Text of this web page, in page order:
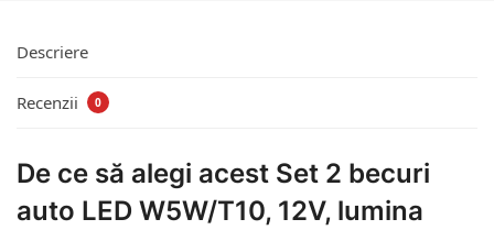
Descriere
Recenzii 0
De ce să alegi acest Set 2 becuri
auto LED W5W/T10, 12V, lumina